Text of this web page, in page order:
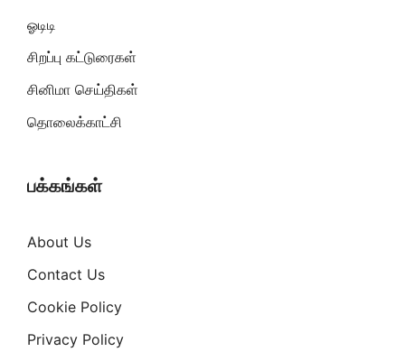
ஓடிடி
சிறப்பு கட்டுரைகள்
சினிமா செய்திகள்
தொலைக்காட்சி
பக்கங்கள்
About Us
Contact Us
Cookie Policy
Privacy Policy